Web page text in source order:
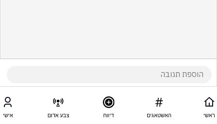
ראשי האשטאגים דיווח צבע אדום אישי